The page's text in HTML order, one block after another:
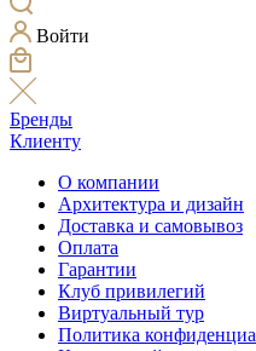
Войти
Бренды
Клиенту
О компании
Архитектура и дизайн
Доставка и самовывоз
Оплата
Гарантии
Клуб привилегий
Виртуальный тур
Политика